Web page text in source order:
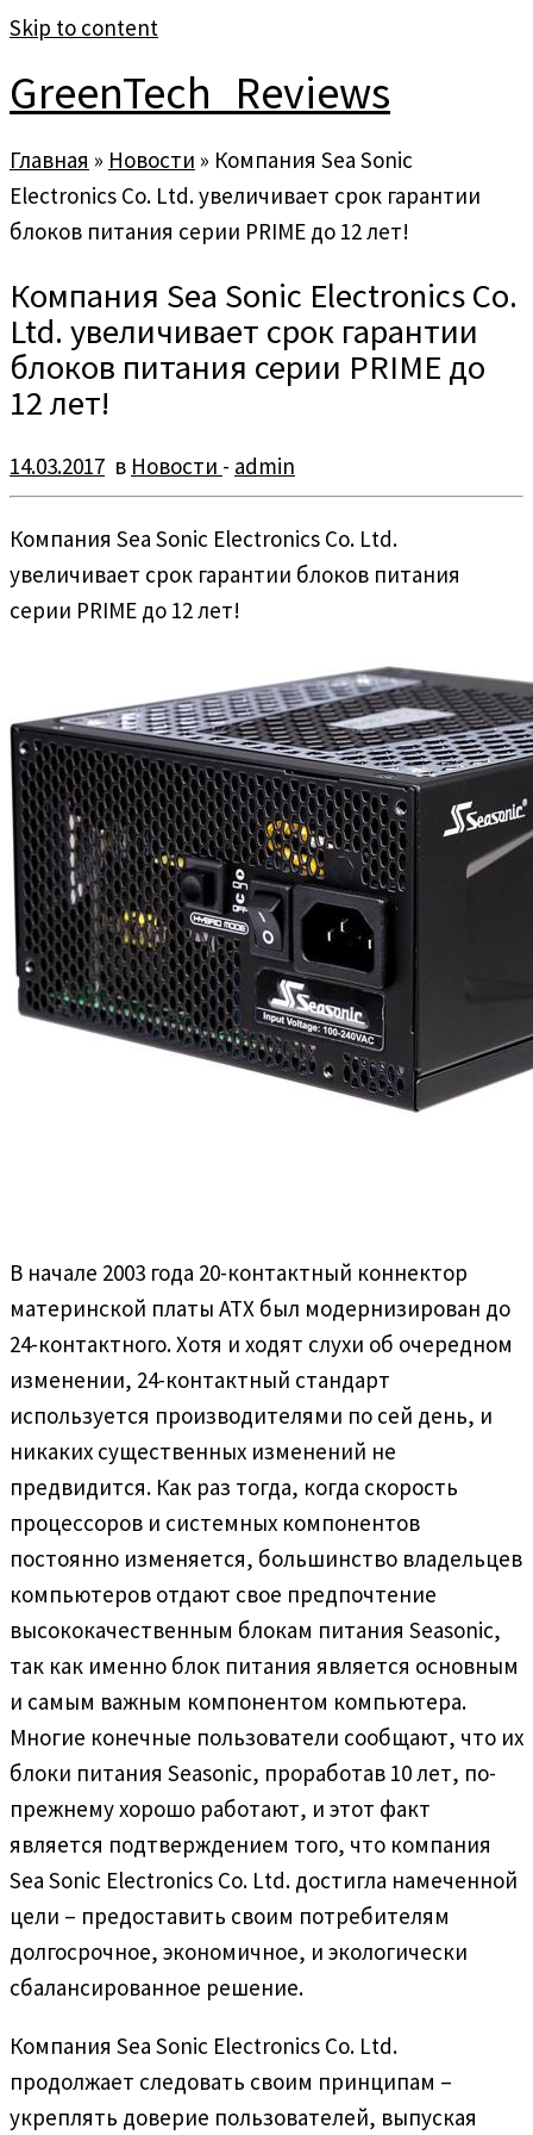
Skip to content
GreenTech_Reviews
Главная » Новости » Компания Sea Sonic
Electronics Co. Ltd. увеличивает срок гарантии
блоков питания серии PRIME до 12 лет!
Компания Sea Sonic Electronics Co.
Ltd. увеличивает срок гарантии
блоков питания серии PRIME до
12 лет!
14.03.2017 в Новости - admin
Компания Sea Sonic Electronics Co. Ltd.
увеличивает срок гарантии блоков питания
серии PRIME до 12 лет!
В начале 2003 года 20-контактный коннектор
материнской платы ATX был модернизирован до
24-контактного. Хотя и ходят слухи об очередном
изменении, 24-контактный стандарт
используется производителями по сей день, и
никаких существенных изменений не
предвидится. Как раз тогда, когда скорость
процессоров и системных компонентов
постоянно изменяется, большинство владельцев
компьютеров отдают свое предпочтение
высококачественным блокам питания Seasonic,
так как именно блок питания является основным
и самым важным компонентом компьютера.
Многие конечные пользователи сообщают, что их
блоки питания Seasonic, проработав 10 лет, по-
прежнему хорошо работают, и этот факт
является подтверждением того, что компания
Sea Sonic Electronics Co. Ltd. достигла намеченной
цели – предоставить своим потребителям
долгосрочное, экономичное, и экологически
сбалансированное решение.
Компания Sea Sonic Electronics Co. Ltd.
продолжает следовать своим принципам –
укреплять доверие пользователей, выпуская